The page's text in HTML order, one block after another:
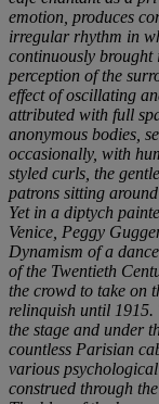
emotion, produces
irregular rhythm in
continuously brought
perception of the
effect of oscillating
attributed with full
anonymous bodies,
occasionally, with
styled curls, the
patrons sitting
Yet in a diptych
Venice, Peggy
Dynamism of a
of the Twentieth
the crowd to take on
relinquish until
the stage and under
countless Parisian
various
construed through